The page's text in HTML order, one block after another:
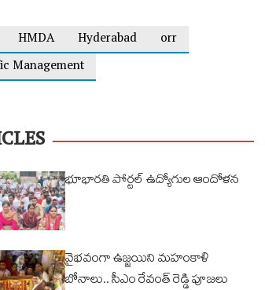
HMDA Hyderabad
orr
Management
భూభారతి పోర్టల్ ఉద్యోగుల ఆందోళన
వైభవంగా ఉజ్జయిని మహంకాళి
బోనాలు.. సీఎం రేవంత్ రెడ్డి పూజలు